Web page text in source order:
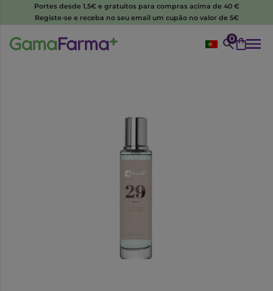
Portes desde 1,5€ e gratuitos para compras acima de 40 €
Registe-se e receba no seu email um cupão no valor de 5€
0